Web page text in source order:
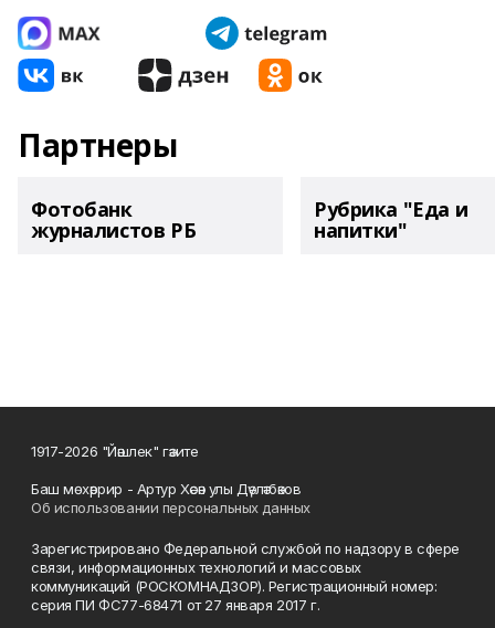
Партнеры
Фотобанк
журналистов РБ
Рубрика "Еда и
напитки"
1917-2026 "Йәшлек" гәзите
Баш мөхәррир - Артур Хәсән улы Дәүләтбәков
Об использовании персональных данных
Зарегистрировано Федеральной службой по надзору в сфере
связи, информационных технологий и массовых
коммуникаций (РОСКОМНАДЗОР). Регистрационный номер:
серия ПИ ФС77-68471 от 27 января 2017 г.